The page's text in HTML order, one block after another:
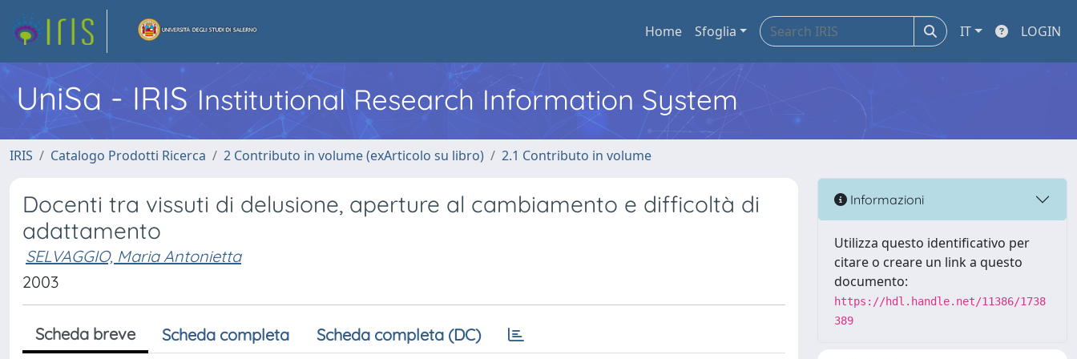
Home Sfoglia IT LOGIN
UniSa - IRIS Institutional Research Information System
IRIS Catalogo Prodotti Ricerca 2 Contributo in volume (exArticolo su libro) 2.1 Contributo in volume
Docenti tra vissuti di delusione, aperture al cambiamento e difficoltà di
adattamento
SELVAGGIO, Maria Antonietta
2003
Scheda breve Scheda completa Scheda completa (DC)
Informazioni
Utilizza questo identificativo per
citare o creare un link a questo
documento:
https://hdl.handle.net/11386/1738
389